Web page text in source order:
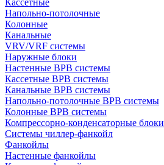
Кассетные
Напольно-потолочные
Колонные
Канальные
VRV/VRF системы
Наружные блоки
Настенные ВРВ системы
Кассетные ВРВ системы
Канальные ВРВ системы
Напольно-потолочные ВРВ системы
Колонные ВРВ системы
Компрессорно-конденсаторные блоки
Системы чиллер-фанкойл
Фанкойлы
Настенные фанкойлы